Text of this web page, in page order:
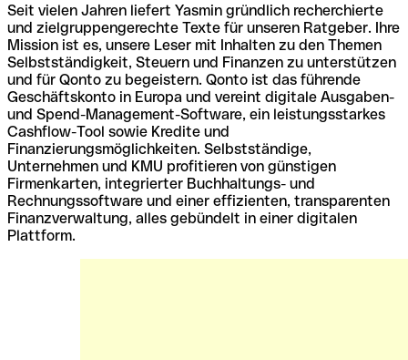
Seit vielen Jahren liefert Yasmin gründlich recherchierte
und zielgruppengerechte Texte für unseren Ratgeber. Ihre
Mission ist es, unsere Leser mit Inhalten zu den Themen
Selbstständigkeit, Steuern und Finanzen zu unterstützen
und für Qonto zu begeistern. Qonto ist das führende
Geschäftskonto in Europa und vereint digitale Ausgaben-
und Spend-Management-Software, ein leistungsstarkes
Cashflow-Tool sowie Kredite und
Finanzierungsmöglichkeiten. Selbstständige,
Unternehmen und KMU profitieren von günstigen
Firmenkarten, integrierter Buchhaltungs- und
Rechnungssoftware und einer effizienten, transparenten
Finanzverwaltung, alles gebündelt in einer digitalen
Plattform.